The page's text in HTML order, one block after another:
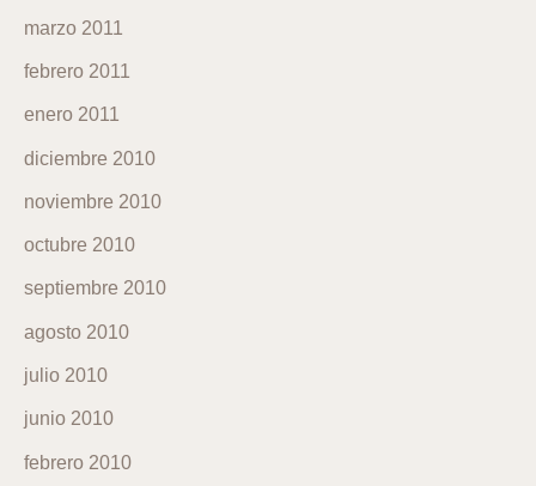
marzo 2011
febrero 2011
enero 2011
diciembre 2010
noviembre 2010
octubre 2010
septiembre 2010
agosto 2010
julio 2010
junio 2010
febrero 2010